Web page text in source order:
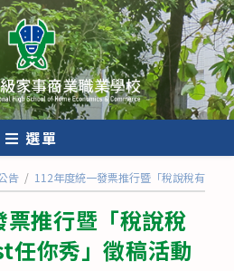
選單
告 / 112年度統一發票推行暨「稅說稅有理、
推行暨「稅說稅
你秀」徵稿活動